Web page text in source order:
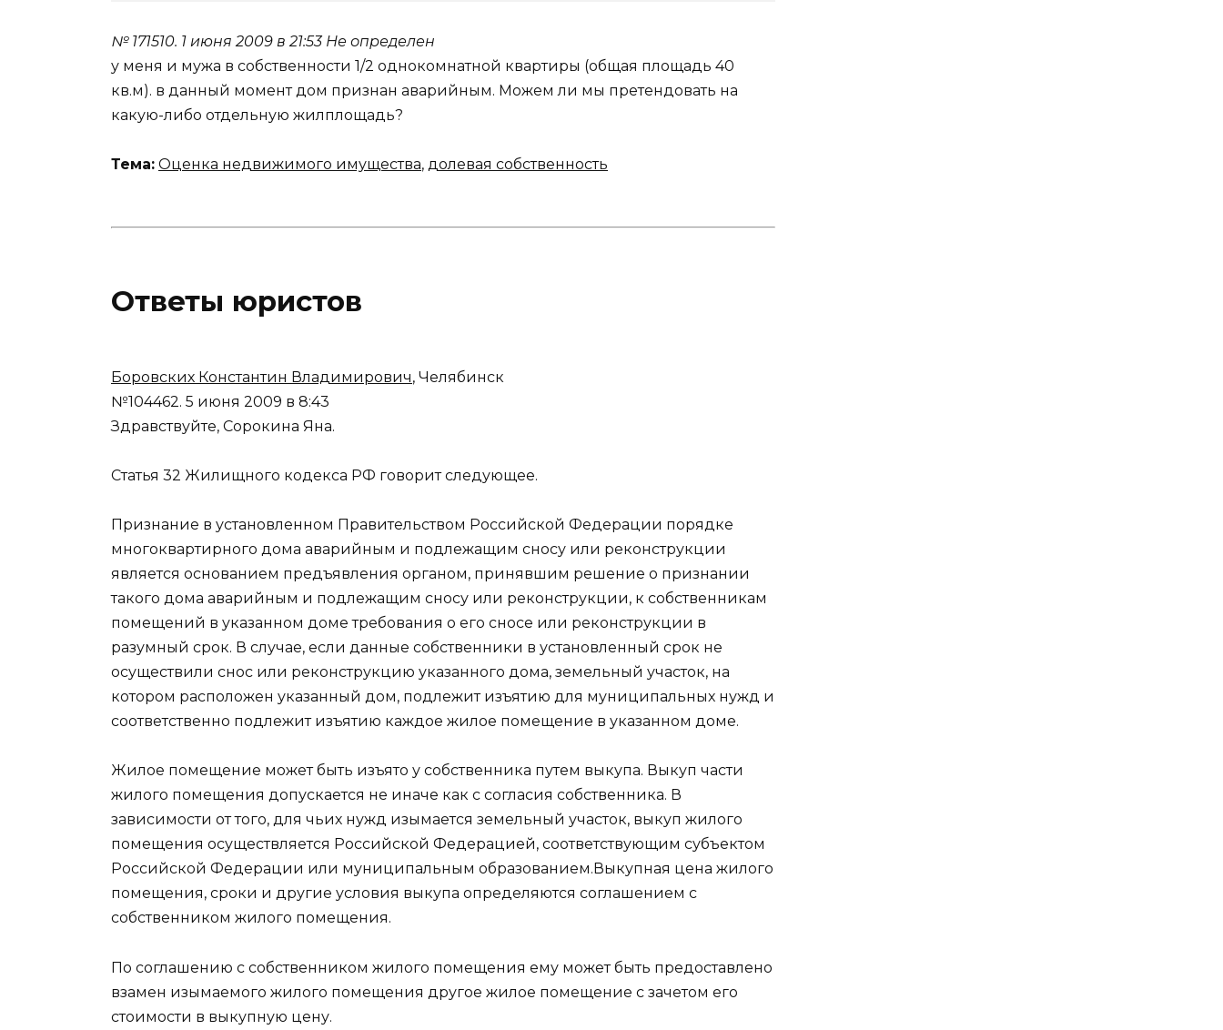
№ 171510. 1 июня 2009 в 21:53 Не определен
у меня и мужа в собственности 1/2 однокомнатной квартиры (общая площадь 40
кв.м). в данный момент дом признан аварийным. Можем ли мы претендовать на
какую-либо отдельную жилплощадь?
Тема: Оценка недвижимого имущества, долевая собственность
Ответы юристов
Боровских Константин Владимирович, Челябинск
№104462. 5 июня 2009 в 8:43
Здравствуйте, Сорокина Яна.
Статья 32 Жилищного кодекса РФ говорит следующее.
Признание в установленном Правительством Российской Федерации порядке
многоквартирного дома аварийным и подлежащим сносу или реконструкции
является основанием предъявления органом, принявшим решение о признании
такого дома аварийным и подлежащим сносу или реконструкции, к собственникам
помещений в указанном доме требования о его сносе или реконструкции в
разумный срок. В случае, если данные собственники в установленный срок не
осуществили снос или реконструкцию указанного дома, земельный участок, на
котором расположен указанный дом, подлежит изъятию для муниципальных нужд и
соответственно подлежит изъятию каждое жилое помещение в указанном доме.
Жилое помещение может быть изъято у собственника путем выкупа. Выкуп части
жилого помещения допускается не иначе как с согласия собственника. В
зависимости от того, для чьих нужд изымается земельный участок, выкуп жилого
помещения осуществляется Российской Федерацией, соответствующим субъектом
Российской Федерации или муниципальным образованием.Выкупная цена жилого
помещения, сроки и другие условия выкупа определяются соглашением с
собственником жилого помещения.
По соглашению с собственником жилого помещения ему может быть предоставлено
взамен изымаемого жилого помещения другое жилое помещение с зачетом его
стоимости в выкупную цену.